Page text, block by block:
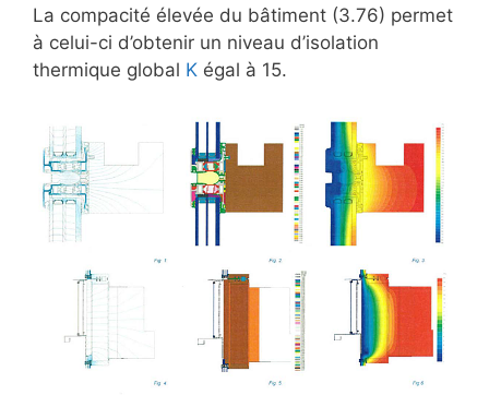
La compacité élevée du bâtiment (3.76) permet
à celui-ci d’obtenir un niveau d’isolation
thermique global K égal à 15.